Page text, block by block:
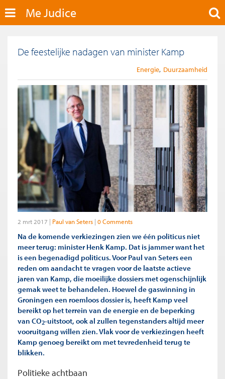
Me Judice
De feestelijke nadagen van minister Kamp
Energie Duurzaamheid
2 mrt 2017 Paul van Seters 0 Comments
Na de komende verkiezingen zien we één politicus niet
meer terug: minister Henk Kamp. Dat is jammer want het
is een begenadigd politicus. Voor Paul van Seters een
reden om aandacht te vragen voor de laatste actieve
jaren van Kamp, die moeilijke dossiers met ogenschijnlijk
gemak weet te behandelen. Hoewel de gaswinning in
Groningen een roemloos dossier is, heeft Kamp veel
bereikt op het terrein van de energie en de beperking
van CO2-uitstoot, ook al zullen tegenstanders altijd meer
vooruitgang willen zien. Vlak voor de verkiezingen heeft
Kamp genoeg bereikt om met tevredenheid terug te
blikken.
Politieke achtbaan